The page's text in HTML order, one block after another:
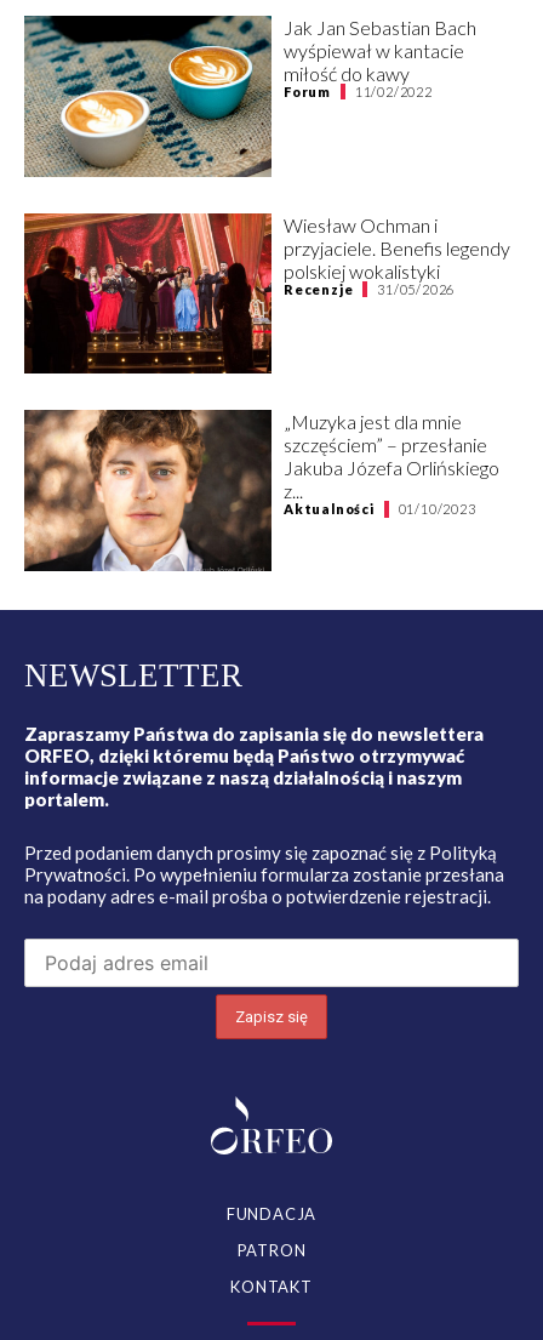
Jak Jan Sebastian Bach
wyśpiewał w kantacie
miłość do kawy
Forum 11/02/2022
Wiesław Ochman i
przyjaciele. Benefis legendy
polskiej wokalistyki
Recenzje 31/05/2026
„Muzyka jest dla mnie
szczęściem” – przesłanie
Jakuba Józefa Orlińskiego
z...
Aktualności 01/10/2023
NEWSLETTER
Zapraszamy Państwa do zapisania się do newslettera
ORFEO, dzięki któremu będą Państwo otrzymywać
informacje związane z naszą działalnością i naszym
portalem.
Przed podaniem danych prosimy się zapoznać się z Polityką
Prywatności. Po wypełnieniu formularza zostanie przesłana
na podany adres e-mail prośba o potwierdzenie rejestracji.
FUNDACJA
PATRON
KONTAKT